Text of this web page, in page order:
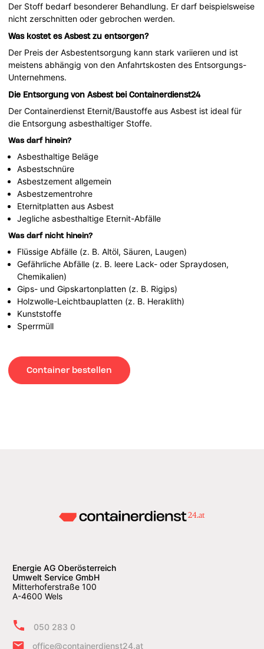
Der Stoff bedarf besonderer Behandlung. Er darf beispielsweise
nicht zerschnitten oder gebrochen werden.
Was kostet es Asbest zu entsorgen?
Der Preis der Asbestentsorgung kann stark variieren und ist
meistens abhängig von den Anfahrtskosten des Entsorgungs-
Unternehmens.
Die Entsorgung von Asbest bei Containerdienst24
Der Containerdienst Eternit/Baustoffe aus Asbest ist ideal für
die Entsorgung asbesthaltiger Stoffe.
Was darf hinein?
Asbesthaltige Beläge
Asbestschnüre
Asbestzement allgemein
Asbestzementrohre
Eternitplatten aus Asbest
Jegliche asbesthaltige Eternit-Abfälle
Was darf nicht hinein?
Flüssige Abfälle (z. B. Altöl, Säuren, Laugen)
Gefährliche Abfälle (z. B. leere Lack- oder Spraydosen,
Chemikalien)
Gips- und Gipskartonplatten (z. B. Rigips)
Holzwolle-Leichtbauplatten (z. B. Heraklith)
Kunststoffe
Sperrmüll
Container bestellen
Energie AG Oberösterreich
Umwelt Service GmbH
Mitterhoferstraße 100
A-4600 Wels
050 283 0
office@containerdienst24.at